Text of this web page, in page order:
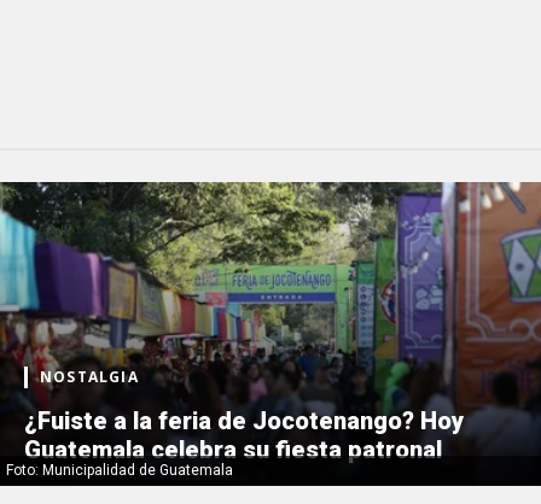
Foto: Municipalidad de Guatemala
NOSTALGIA
¿Fuiste a la feria de Jocotenango? Hoy
Guatemala celebra su fiesta patronal